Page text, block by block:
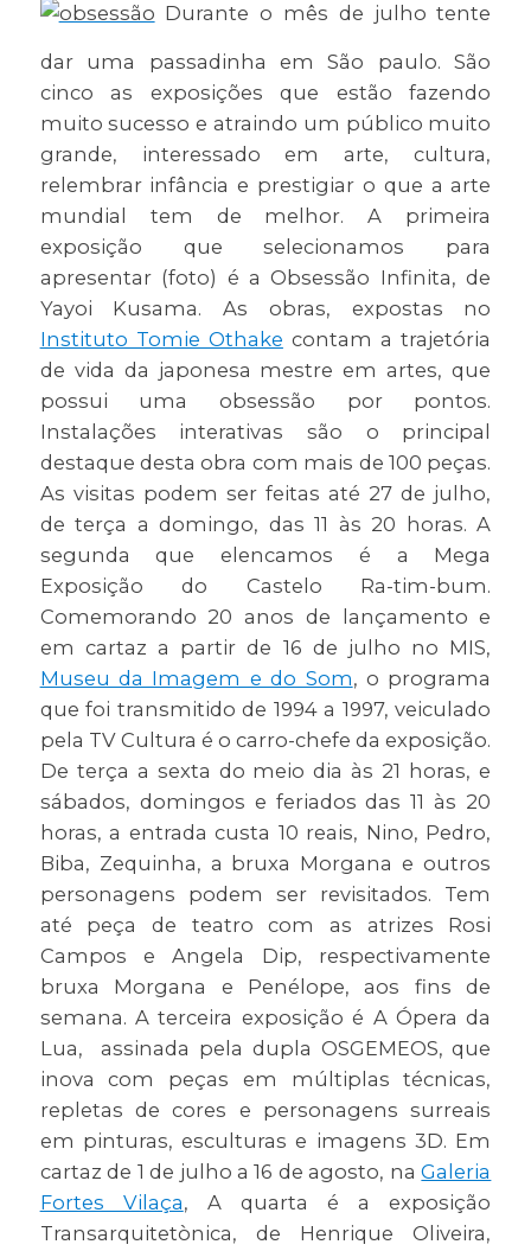
Durante o mês de julho tente
dar uma passadinha em São paulo. São
cinco as exposições que estão fazendo
muito sucesso e atraindo um público muito
grande, interessado em arte, cultura,
relembrar infância e prestigiar o que a arte
mundial tem de melhor. A primeira
exposição que selecionamos para
apresentar (foto) é a Obsessão Infinita, de
Yayoi Kusama. As obras, expostas no
Instituto Tomie Othake contam a trajetória
de vida da japonesa mestre em artes, que
possui uma obsessão por pontos.
Instalações interativas são o principal
destaque desta obra com mais de 100 peças.
As visitas podem ser feitas até 27 de julho,
de terça a domingo, das 11 às 20 horas. A
segunda que elencamos é a Mega
Exposição do Castelo Ra-tim-bum.
Comemorando 20 anos de lançamento e
em cartaz a partir de 16 de julho no MIS,
Museu da Imagem e do Som, o programa
que foi transmitido de 1994 a 1997, veiculado
pela TV Cultura é o carro-chefe da exposição.
De terça a sexta do meio dia às 21 horas, e
sábados, domingos e feriados das 11 às 20
horas, a entrada custa 10 reais, Nino, Pedro,
Biba, Zequinha, a bruxa Morgana e outros
personagens podem ser revisitados. Tem
até peça de teatro com as atrizes Rosi
Campos e Angela Dip, respectivamente
bruxa Morgana e Penélope, aos fins de
semana. A terceira exposição é A Ópera da
Lua, assinada pela dupla OSGEMEOS, que
inova com peças em múltiplas técnicas,
repletas de cores e personagens surreais
em pinturas, esculturas e imagens 3D. Em
cartaz de 1 de julho a 16 de agosto, naGaleria
Fortes Vilaça, A quarta é a exposição
Transarquitetònica, de Henrique Oliveira,